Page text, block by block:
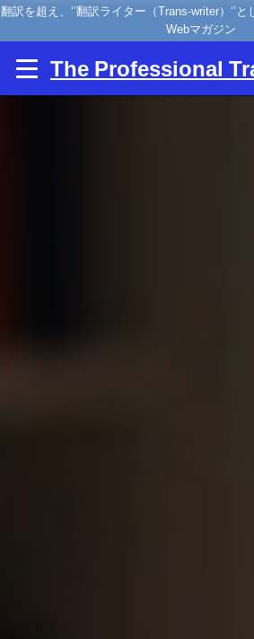
翻訳を超え、‘’翻訳ライター（Trans-writer）‘’
Webマガジン
The Professional